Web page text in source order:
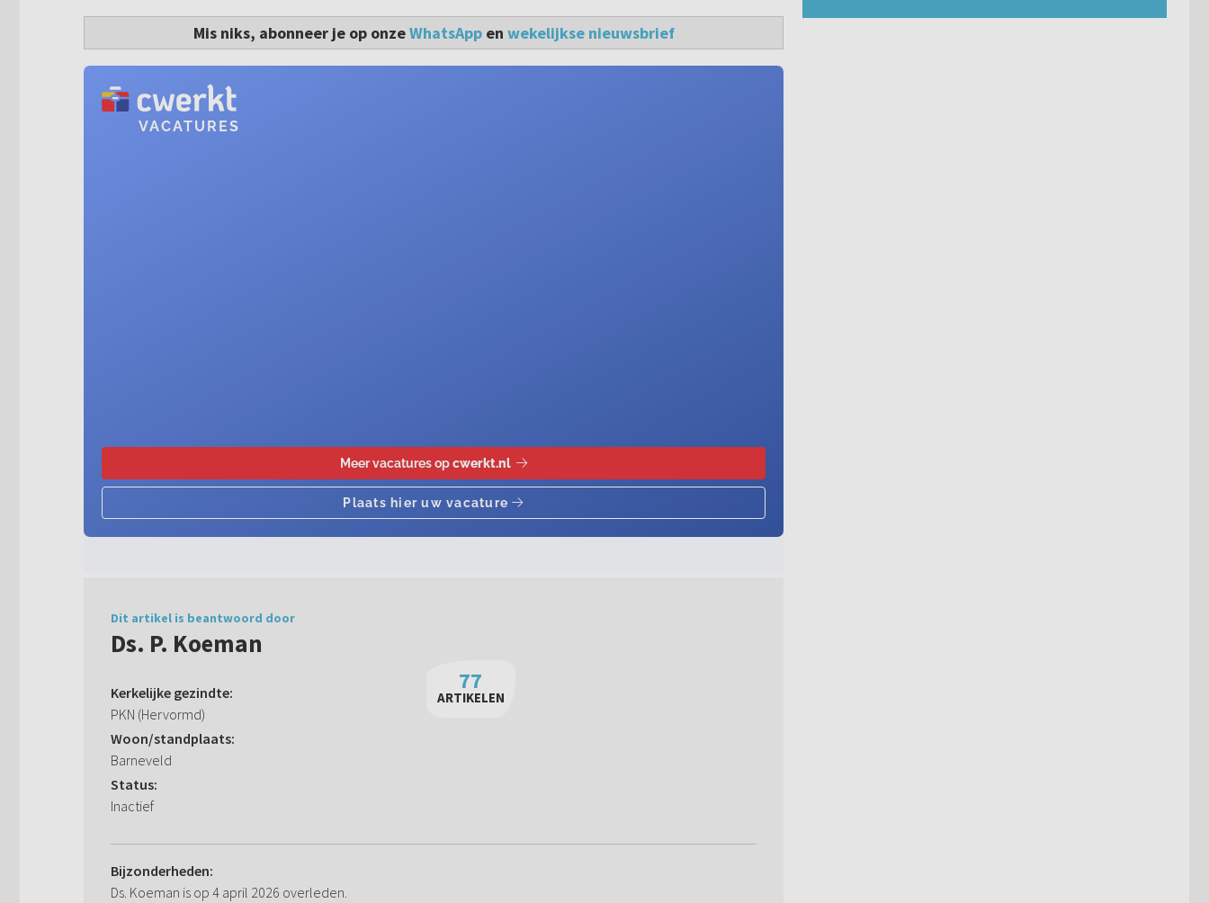
Mis niks, abonneer je op onzeWhatsAppen wekelijkse nieuwsbrief
Dit artikel is beantwoord door
Ds. P. Koeman
Kerkelijke gezindte:
PKN (Hervormd)
Woon/standplaats:
Barneveld
Status:
Inactief
77
ARTIKELEN
Bijzonderheden:
Ds. Koeman is op 4 april 2026 overleden.